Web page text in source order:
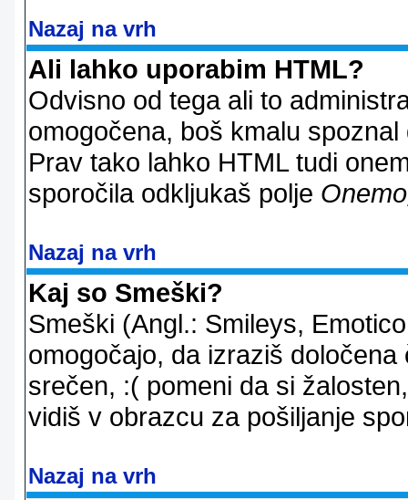
Nazaj na vrh
Ali lahko uporabim HTML?
Odvisno od tega ali to
omogočena, boš kmalu
Prav tako lahko HTML tudi
sporočila odkljukaš polje
Nazaj na vrh
Kaj so Smeški?
Smeški (Angl.: Smileys,
omogočajo, da izraziš
srečen, :( pomeni da si
vidiš v obrazcu za pošiljanje
Nazaj na vrh